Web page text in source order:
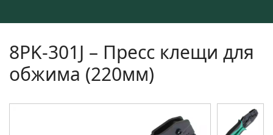
8PK-301J – Пресс клещи для
обжима (220мм)